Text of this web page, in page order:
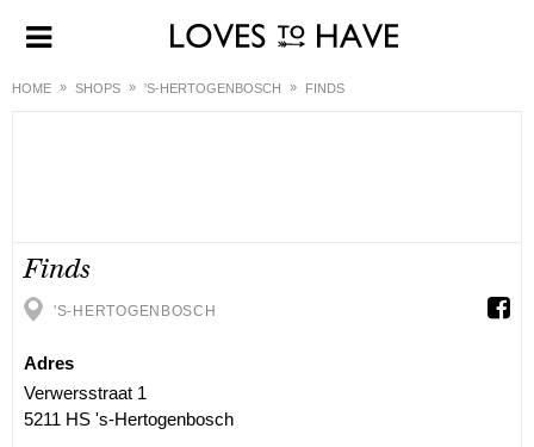
HOME SHOPS 'S-HERTOGENBOSCH FINDS
Finds
'S-HERTOGENBOSCH
Adres
Verwersstraat 1
5211 HS 's-Hertogenbosch